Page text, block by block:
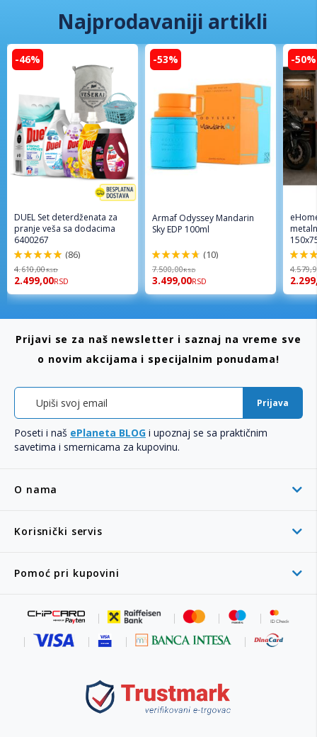
Najprodavaniji artikli
-46%
DUEL Set deterdženata za
pranje veša sa dodacima
6400267
98%
(86)
4.610,00RSD
2.499,00RSD
-53%
Armaf Odyssey Mandarin
Sky EDP 100ml
94%
(10)
7.500,00RSD
3.499,00RSD
-50%
96%
O nama
Korisnički servis
Pomoć pri kupovini
Prijavi se za naš newsletter i saznaj na vreme sve
o novim akcijama i specijalnim ponudama!
Prijava
Poseti i naš ePlaneta BLOG i upoznaj se sa praktičnim
savetima i smernicama za kupovinu.